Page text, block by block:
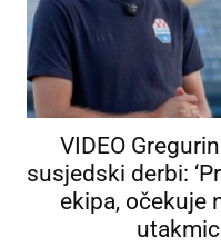
VIDEO
susjedski derbi:
ekipa, očekuje